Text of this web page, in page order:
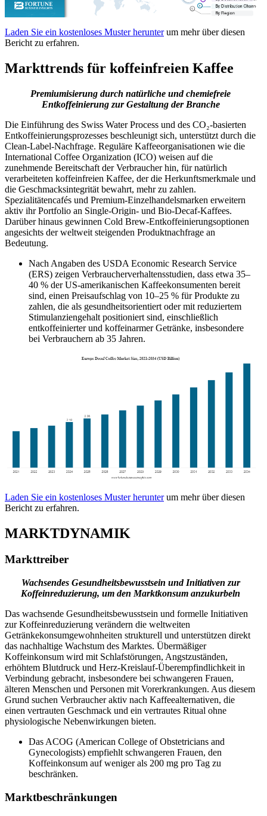
Laden Sie ein kostenloses Muster herunterum mehr über diesen
Bericht zu erfahren.
Markttrends für koffeinfreien Kaffee
Premiumisierung durch natürliche und chemiefreie
Entkoffeinierung zur Gestaltung der Branche
Die Einführung des Swiss Water Process und des CO₂-basierten
Entkoffeinierungsprozesses beschleunigt sich, unterstützt durch die
Clean-Label-Nachfrage. Reguläre Kaffeeorganisationen wie die
International Coffee Organization (ICO) weisen auf die
zunehmende Bereitschaft der Verbraucher hin, für natürlich
verarbeiteten koffeinfreien Kaffee, der die Herkunftsmerkmale und
die Geschmacksintegrität bewahrt, mehr zu zahlen.
Spezialitätencafés und Premium-Einzelhandelsmarken erweitern
aktiv ihr Portfolio an Single-Origin- und Bio-Decaf-Kaffees.
Darüber hinaus gewinnen Cold Brew-Entkoffeinierungsoptionen
angesichts der weltweit steigenden Produktnachfrage an
Bedeutung.
Nach Angaben des USDA Economic Research Service
(ERS) zeigen Verbraucherverhaltensstudien, dass etwa 35–
40 % der US-amerikanischen Kaffeekonsumenten bereit
sind, einen Preisaufschlag von 10–25 % für Produkte zu
zahlen, die als gesundheitsorientiert oder mit reduziertem
Stimulanziengehalt positioniert sind, einschließlich
entkoffeinierter und koffeinarmer Getränke, insbesondere
bei Verbrauchern ab 35 Jahren.
Laden Sie ein kostenloses Muster herunterum mehr über diesen
Bericht zu erfahren.
MARKTDYNAMIK
Markttreiber
Wachsendes Gesundheitsbewusstsein und Initiativen zur
Koffeinreduzierung, um den Marktkonsum anzukurbeln
Das wachsende Gesundheitsbewusstsein und formelle Initiativen
zur Koffeinreduzierung verändern die weltweiten
Getränkekonsumgewohnheiten strukturell und unterstützen direkt
das nachhaltige Wachstum des Marktes. Übermäßiger
Koffeinkonsum wird mit Schlafstörungen, Angstzuständen,
erhöhtem Blutdruck und Herz-Kreislauf-Überempfindlichkeit in
Verbindung gebracht, insbesondere bei schwangeren Frauen,
älteren Menschen und Personen mit Vorerkrankungen. Aus diesem
Grund suchen Verbraucher aktiv nach Kaffeealternativen, die
einen vertrauten Geschmack und ein vertrautes Ritual ohne
physiologische Nebenwirkungen bieten.
Das ACOG (American College of Obstetricians and
Gynecologists) empfiehlt schwangeren Frauen, den
Koffeinkonsum auf weniger als 200 mg pro Tag zu
beschränken.
Marktbeschränkungen